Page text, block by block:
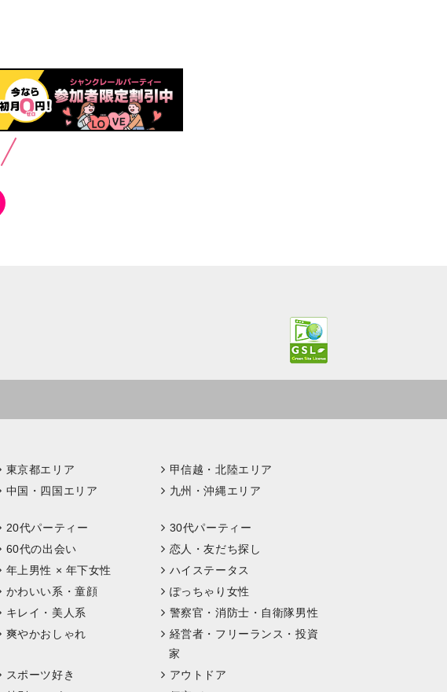
東京都エリア
甲信越・北陸エリア
中国・四国エリア 九州・沖縄エリア
20代パーティー
30代パーティー
60代の出会い
恋人・友だち探し
年上男性 × 年下女性
ハイステータス
かわいい系・童顔
ぽっちゃり女性
キレイ・美人系
警察官・消防士・自衛隊男性
爽やかおしゃれ
経営者・フリーランス・投資
家
スポーツ好き
アウトドア